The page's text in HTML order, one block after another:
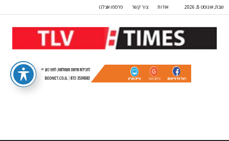
שבת, אוגוסט 8, 2026 אודות צור קשר פרסמו אצלנו